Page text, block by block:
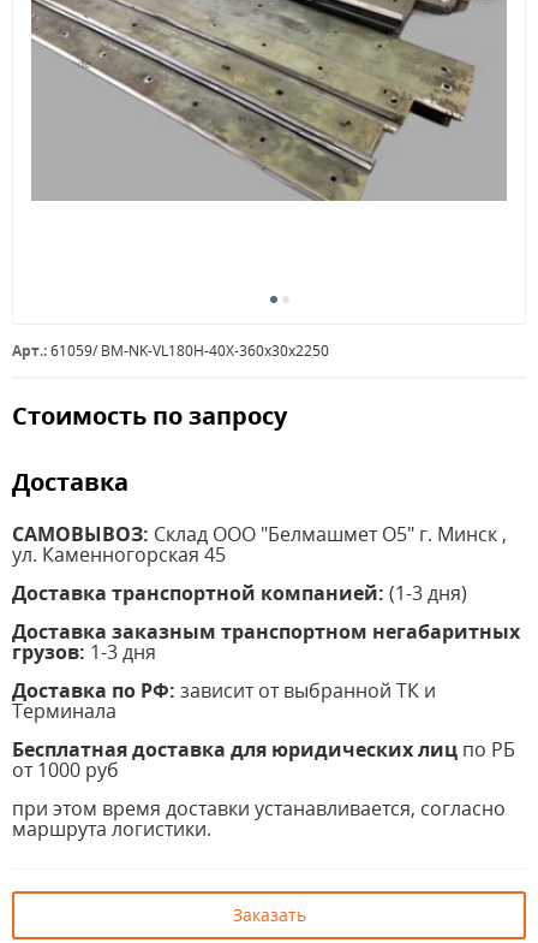
Арт.:61059/ BM-NK-VL180H-40X-360x30x2250
Стоимость по запросу
Доставка
САМОВЫВОЗ: Склад ООО "Белмашмет О5" г. Минск ,
ул. Каменногорская 45
Доставка транспортной компанией: (1-3 дня)
Доставка заказным транспортном негабаритных
грузов: 1-3 дня
Доставка по РФ: зависит от выбранной ТК и
Терминала
Бесплатная доставка для юридических лиц по РБ
от 1000 руб
при этом время доставки устанавливается, согласно
маршрута логистики.
Заказать